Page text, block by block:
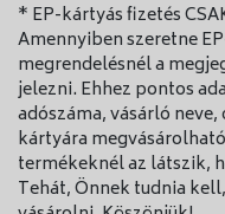
* EP-kártyás fizetés
Amennyiben szeretne
megrendelésnél a
jelezni. Ehhez pontos
adószáma, vásárló
kártyára
termékeknél az látszik,
Tehát, Önnek tudnia